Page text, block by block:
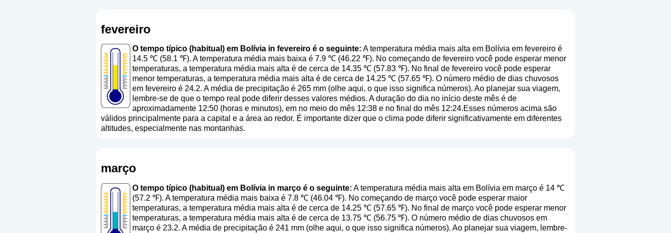
fevereiro
O tempo típico (habitual) em Bolívia in fevereiro é o seguinte: A temperatura média mais alta em Bolívia em fevereiro é
14.5 ℃ (58.1 ℉). A temperatura média mais baixa é 7.9 ℃ (46.22 ℉). No começando de fevereiro você pode esperar menor
temperaturas, a temperatura média mais alta é de cerca de 14.35 ℃ (57.83 ℉). No final de fevereiro você pode esperar
menor temperaturas, a temperatura média mais alta é de cerca de 14.25 ℃ (57.65 ℉). O número médio de dias chuvosos
em fevereiro é 24.2. A média de precipitação é 265 mm (olhe aqui, o que isso significa números). Ao planejar sua viagem,
lembre-se de que o tempo real pode diferir desses valores médios. A duração do dia no início deste mês é de
aproximadamente 12:50 (horas e minutos), em no meio do mês 12:38 e no final do mês 12:24.Esses números acima são
válidos principalmente para a capital e a área ao redor. É importante dizer que o clima pode diferir significativamente em diferentes
altitudes, especialmente nas montanhas.
março
O tempo típico (habitual) em Bolívia in março é o seguinte: A temperatura média mais alta em Bolívia em março é 14 ℃
(57.2 ℉). A temperatura média mais baixa é 7.8 ℃ (46.04 ℉). No começando de março você pode esperar maior
temperaturas, a temperatura média mais alta é de cerca de 14.25 ℃ (57.65 ℉). No final de março você pode esperar menor
temperaturas, a temperatura média mais alta é de cerca de 13.75 ℃ (56.75 ℉). O número médio de dias chuvosos em
março é 23.2. A média de precipitação é 241 mm (olhe aqui, o que isso significa números). Ao planejar sua viagem, lembre-